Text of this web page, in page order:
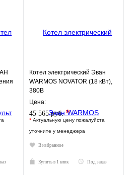
Котел электрический Эван
WARMOS NOVATOR (18 кВт),
380В
Цена:
45 565 руб. *
* Актуальную цену пожалуйста
уточните у менеджера
В избранное
Купить в 1 клик Под заказ